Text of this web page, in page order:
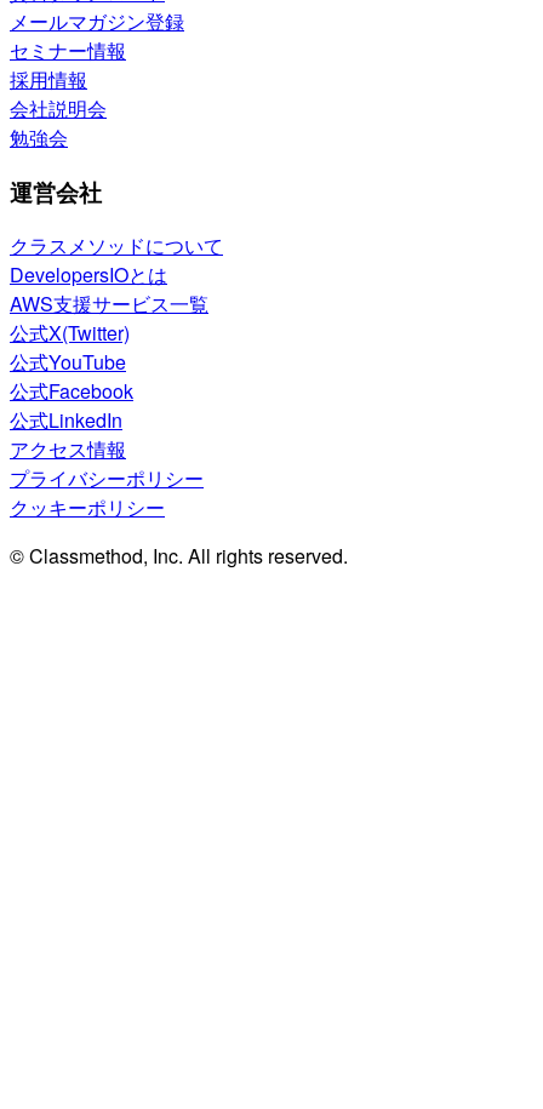
メールマガジン登録
セミナー情報
採用情報
会社説明会
勉強会
運営会社
クラスメソッドについて
DevelopersIOとは
AWS支援サービス一覧
公式X(Twitter)
公式YouTube
公式Facebook
公式LinkedIn
アクセス情報
プライバシーポリシー
クッキーポリシー
© Classmethod, Inc. All rights reserved.